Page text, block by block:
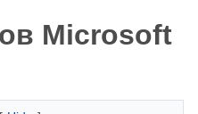
Microsoft